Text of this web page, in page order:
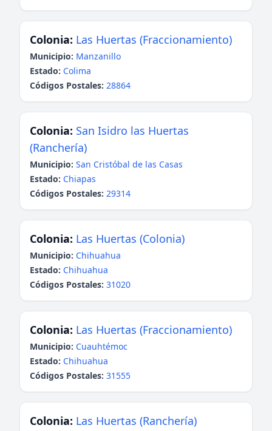
Colonia: Las Huertas (Fraccionamiento)
Municipio: Manzanillo
Estado: Colima
Códigos Postales: 28864
Colonia: San Isidro las Huertas
(Ranchería)
Municipio: San Cristóbal de las Casas
Estado: Chiapas
Códigos Postales: 29314
Colonia: Las Huertas (Colonia)
Municipio: Chihuahua
Estado: Chihuahua
Códigos Postales: 31020
Colonia: Las Huertas (Fraccionamiento)
Municipio: Cuauhtémoc
Estado: Chihuahua
Códigos Postales: 31555
Colonia: Las Huertas (Ranchería)